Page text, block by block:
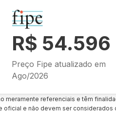
R$ 54.596
Preço Fipe atualizado em
Ago/2026
meramente referenciais e têm
oficial e não devem ser considerados